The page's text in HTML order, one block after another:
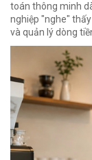
toán thông minh
nghiệp "nghe"
và quản lý dòng